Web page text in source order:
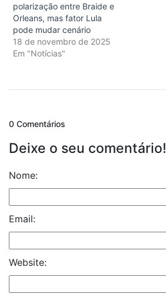
polarização entre Braide e
Orleans, mas fator Lula
pode mudar cenário
18 de novembro de 2025
Em "Notícias"
0 Comentários
Deixe o seu comentário!
Nome:
Email:
Website: